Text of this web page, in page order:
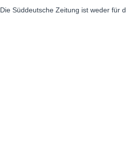
Die Süddeutsche Zeitung ist weder für